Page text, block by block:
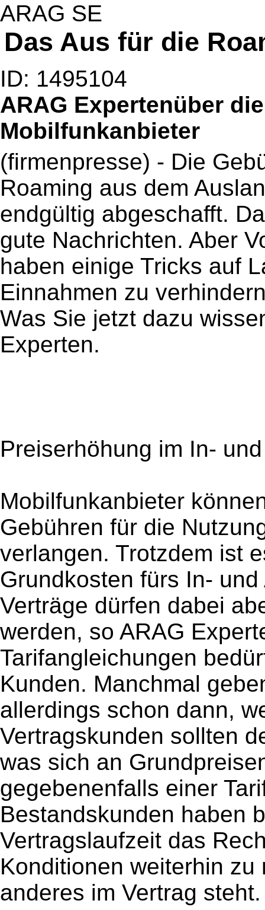
ARAG SE
Das Aus für die
ID: 1495104
ARAG Expertenüber
Mobilfunkanbieter
(firmenpresse) - Die
Roaming aus dem
endgültig abgeschafft.
gute Nachrichten. Aber
haben einige Tricks auf
Einnahmen zu
Was Sie jetzt dazu
Experten.
Preiserhöhung im In-
Mobilfunkanbieter
Gebühren für die
verlangen. Trotzdem ist
Grundkosten fürs In-
Verträge dürfen dabei
werden, so ARAG
Tarifangleichungen
Kunden. Manchmal
allerdings schon dann,
Vertragskunden sollten
was sich an
gegebenenfalls einer
Bestandskunden haben
Vertragslaufzeit das
Konditionen weiterhin
anderes im Vertrag steht.